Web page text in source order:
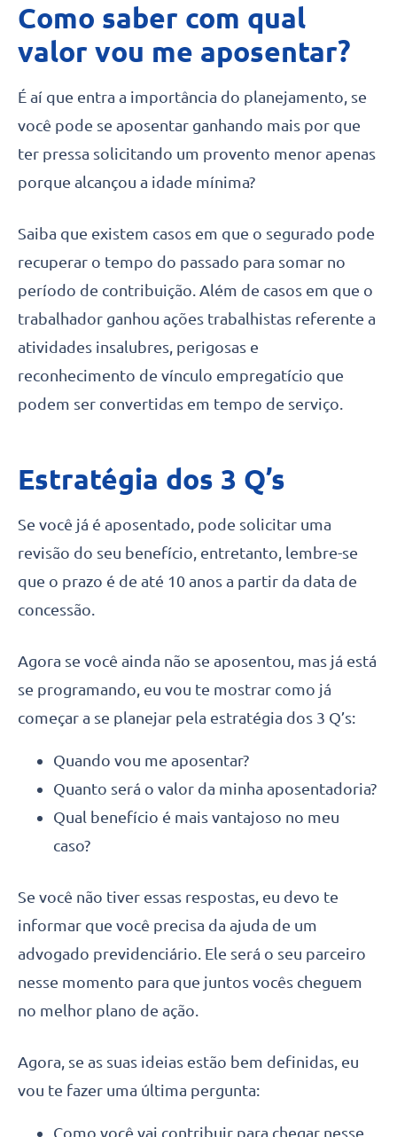
Como saber com qual
valor vou me aposentar?
É aí que entra a importância do planejamento, se
você pode se aposentar ganhando mais por que
ter pressa solicitando um provento menor apenas
porque alcançou a idade mínima?
Saiba que existem casos em que o segurado pode
recuperar o tempo do passado para somar no
período de contribuição. Além de casos em que o
trabalhador ganhou ações trabalhistas referente a
atividades insalubres, perigosas e
reconhecimento de vínculo empregatício que
podem ser convertidas em tempo de serviço.
Estratégia dos 3 Q’s
Se você já é aposentado, pode solicitar uma
revisão do seu benefício, entretanto, lembre-se
que o prazo é de até 10 anos a partir da data de
concessão.
Agora se você ainda não se aposentou, mas já está
se programando, eu vou te mostrar como já
começar a se planejar pela estratégia dos 3 Q’s:
Quando vou me aposentar?
Quanto será o valor da minha aposentadoria?
Qual benefício é mais vantajoso no meu
caso?
Se você não tiver essas respostas, eu devo te
informar que você precisa da ajuda de um
advogado previdenciário. Ele será o seu parceiro
nesse momento para que juntos vocês cheguem
no melhor plano de ação.
Agora, se as suas ideias estão bem definidas, eu
vou te fazer uma última pergunta:
Como você vai contribuir para chegar nesse